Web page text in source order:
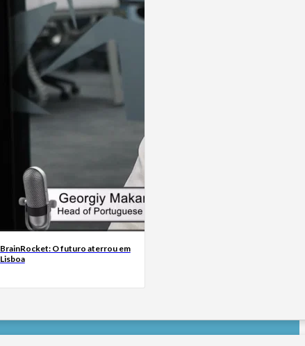
BrainRocket: O futuro aterrou em
Lisboa